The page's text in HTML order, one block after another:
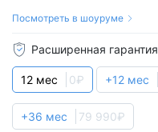
Посмотреть в шоуруме
Расширенная гарантия
12 мес 0₽ +12 мес
+36 мес 79 990₽